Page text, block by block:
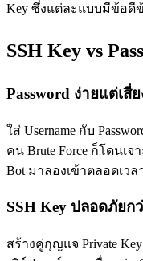
Key ซึ่งแต่ละแบบมีข้อดี
SSH Key vs
Password ง่ายแต่เสี่ย
ใส่ Username กับ
คน Brute Force ก็โดนเจ
Bot มาลองเข้าตลอดเวล
SSH Key ปลอดภัยก
สร้างคู่กุญแจ Private